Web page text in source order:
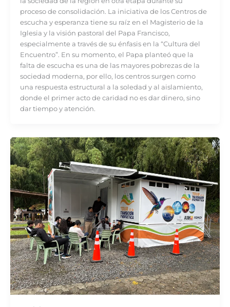
proceso de consolidación. La iniciativa de los Centros de
escucha y esperanza tiene su raíz en el Magisterio de la
Iglesia y la visión pastoral del Papa Francisco,
especialmente a través de su énfasis en la “Cultura del
Encuentro”. En su momento, el Papa planteó que la
falta de escucha es una de las mayores pobrezas de la
sociedad moderna, por ello, los centros surgen como
una respuesta estructural a la soledad y al aislamiento,
donde el primer acto de caridad no es dar dinero, sino
dar tiempo y atención.